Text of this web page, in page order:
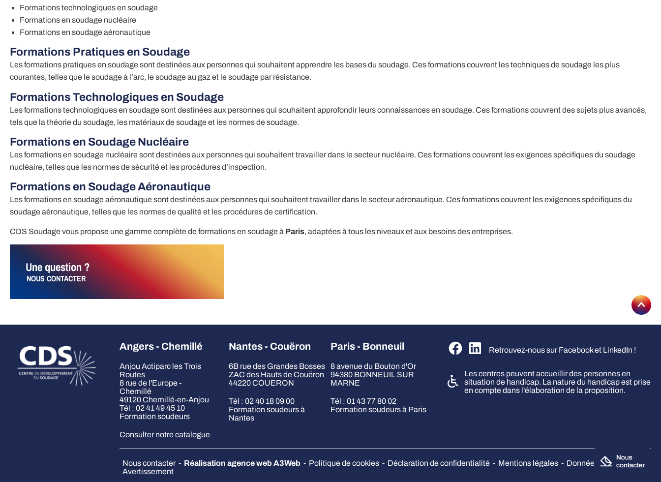
Formations technologiques en soudage
Formations en soudage nucléaire
Formations en soudage aéronautique
Formations Pratiques en Soudage
Les formations pratiques en soudage sont destinées aux personnes qui souhaitent apprendre les bases du soudage. Ces formations couvrent les techniques de soudage les plus
courantes, telles que le soudage à l’arc, le soudage au gaz et le soudage par résistance.
Formations Technologiques en Soudage
Les formations technologiques en soudage sont destinées aux personnes qui souhaitent approfondir leurs connaissances en soudage. Ces formations couvrent des sujets plus avancés,
tels que la théorie du soudage, les matériaux de soudage et les normes de soudage.
Formations en Soudage Nucléaire
Les formations en soudage nucléaire sont destinées aux personnes qui souhaitent travailler dans le secteur nucléaire. Ces formations couvrent les exigences spécifiques du soudage
nucléaire, telles que les normes de sécurité et les procédures d’inspection.
Formations en Soudage Aéronautique
Les formations en soudage aéronautique sont destinées aux personnes qui souhaitent travailler dans le secteur aéronautique. Ces formations couvrent les exigences spécifiques du
soudage aéronautique, telles que les normes de qualité et les procédures de certification.
CDS Soudage vous propose une gamme complète de formations en soudage à Paris, adaptées à tous les niveaux et aux besoins des entreprises.
Une question ?
NOUS CONTACTER
Aller
Angers - Chemillé
Anjou Actiparc les Trois
Routes
8 rue de l'Europe -
Chemillé
49120 Chemillé-en-Anjou
Tél : 02 41 49 45 10
Formation soudeurs
Consulter notre catalogue
Nantes - Couëron
6B rue des Grandes Bosses
ZAC des Hauts de Couëron
44220 COUERON
Tél : 02 40 18 09 00
Formation soudeurs à
Nantes
Paris - Bonneuil
8 avenue du Bouton d'Or
94380 BONNEUIL SUR
MARNE
Tél : 01 43 77 80 02
Formation soudeurs à Paris
Suivez-nous sur Facebook
Suivez-nous sur Linkedin
Retrouvez-nous sur Facebook et LinkedIn !
Les centres peuvent accueillir des personnes en
situation de handicap. La nature du handicap est prise
en compte dans l'élaboration de la proposition.
Nous contacter - Réalisation agence web A3Web - Politique de cookies - Déclaration de confidentialité - Mentions légales - Données personnelles
Avertissement